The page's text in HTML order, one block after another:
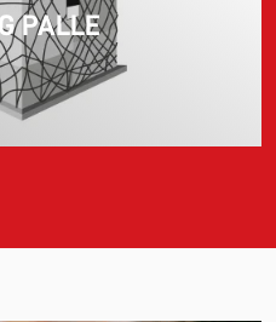
PALLE